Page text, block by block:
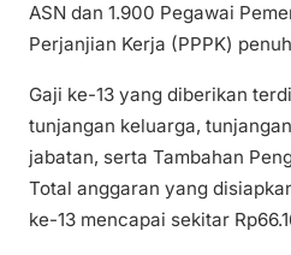
ASN dan 1.900 Pegawai
Perjanjian Kerja (PPPK)
Gaji ke-13 yang diberikan
tunjangan keluarga,
jabatan, serta Tambahan
Total anggaran yang
ke-13 mencapai sekitar